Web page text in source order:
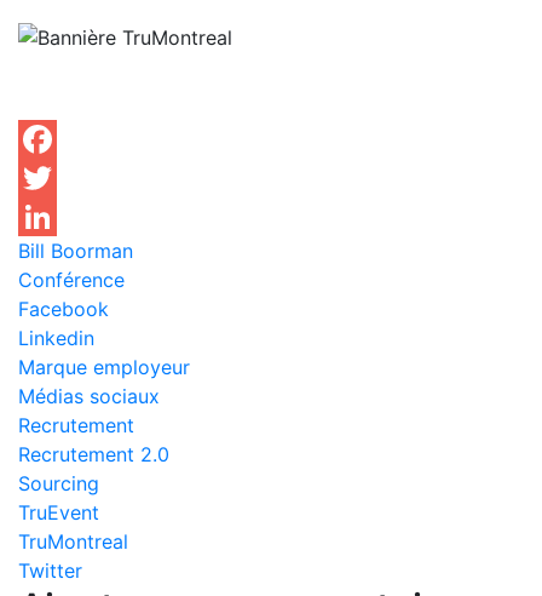
Facebook
Twitter
LinkedIn
Bill Boorman
Conférence
Facebook
Linkedin
Marque employeur
Médias sociaux
Recrutement
Recrutement 2.0
Sourcing
TruEvent
TruMontreal
Twitter